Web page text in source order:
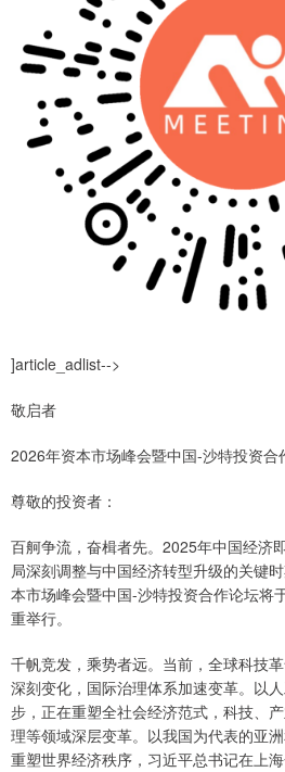
]article_adlist-->
敬启者
2026年资本市场峰会暨中国-沙特投资合
尊敬的投资者：
百舸争流，奋楫者先。2025年中国经济
局深刻调整与中国经济转型升级的关键
本市场峰会暨中国-沙特投资合作论坛将
重举行。
千帆竞发，乘势者远。当前，全球科技
深刻变化，国际治理体系加速变革。以
步，正在重塑全社会经济范式，科技、
理等领域深层变革。以我国为代表的亚
重塑世界经济秩序，习近平总书记在上